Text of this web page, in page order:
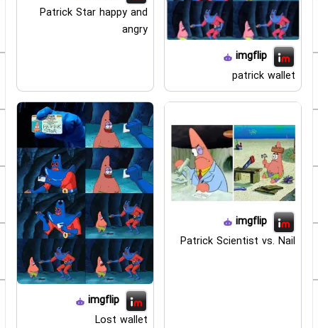
imgflip
patrick wallet
Patrick Star happy and
angry
imgflip
Patrick Scientist vs. Nail
imgflip
Lost wallet